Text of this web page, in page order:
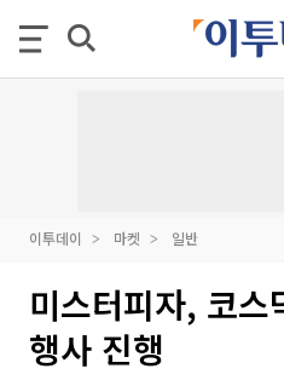
이투데이 마켓 일반
미스터피자, 코
행사 진행